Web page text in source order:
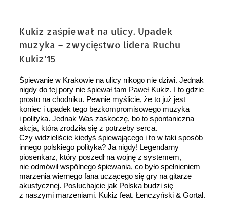
Kukiz zaśpiewał na ulicy. Upadek
muzyka – zwycięstwo lidera Ruchu
Kukiz’15
Śpiewanie w Krakowie na ulicy nikogo nie dziwi. Jednak
nigdy do tej pory nie śpiewał tam Paweł Kukiz. I to gdzie
prosto na chodniku. Pewnie myślicie, że to już jest
koniec i upadek tego bezkompromisowego muzyka
i polityka. Jednak Was zaskoczę, bo to spontaniczna
akcja, która zrodziła się z potrzeby serca.
Czy widzieliście kiedyś śpiewającego i to w taki sposób
innego polskiego polityka? Ja nigdy! Legendarny
piosenkarz, który poszedł na wojnę z systemem,
nie odmówił wspólnego śpiewania, co było spełnieniem
marzenia wiernego fana uczącego się gry na gitarze
akustycznej. Posłuchajcie jak Polska budzi się
z naszymi marzeniami. Kukiz feat. Łenczyński & Gortal.